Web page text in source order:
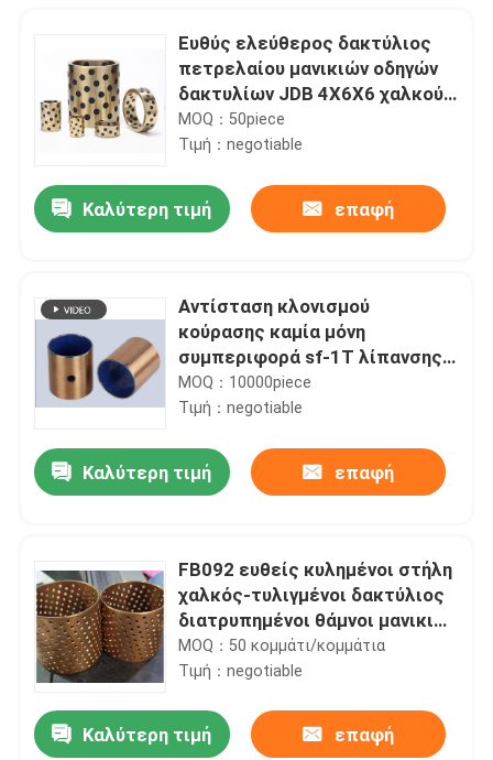
Ευθύς ελεύθερος δακτύλιος
πετρελαίου μανικιών οδηγών
δακτυλίων JDB 4X6X6 χαλκού
ορείχαλκου στηλών από
γραφίτη
MOQ：50piece
Τιμή：negotiable
Καλύτερη τιμή επαφή
Αντίσταση κλονισμού
κούρασης καμία μόνη
συμπεριφορά sf-1T λίπανσης
πετρελαίου
MOQ：10000piece
Τιμή：negotiable
Καλύτερη τιμή επαφή
FB092 ευθείς κυλημένοι στήλη
χαλκός-τυλιγμένοι δακτύλιος
διατρυπημένοι θάμνοι μανικιών
χαλκού γλιστρώντας
MOQ：50 κομμάτι/κομμάτια
Τιμή：negotiable
Καλύτερη τιμή επαφή